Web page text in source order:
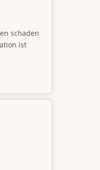
schaden
ist